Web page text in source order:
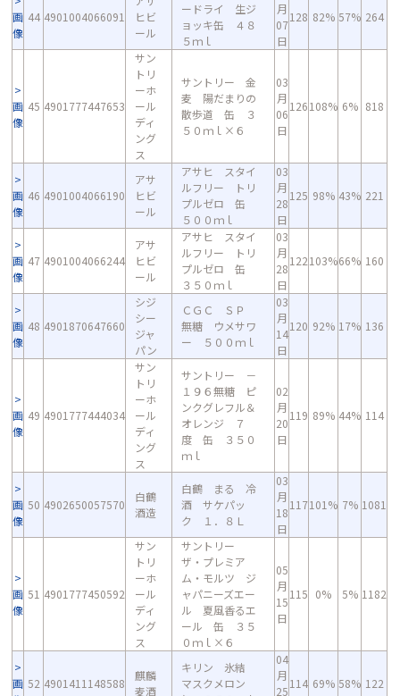
画
像
44 4901004066091
ヒビ
ール
ードライ 生ジ
ョッキ缶 ４８
５ｍｌ
月
07
日
128 82% 57% 264
画
像
45 4901777447653
サン
トリ
ーホ
ール
ディ
ング
ス
サントリー 金
麦 陽だまりの
散歩道 缶 ３
５０ｍｌ×６
03
月
06
日
126108% 6% 818
画
像
46 4901004066190
アサ
ヒビ
ール
アサヒ スタイ
ルフリー トリ
プルゼロ 缶
５００ｍｌ
03
月
28
日
125 98% 43% 221
画
像
47 4901004066244
アサ
ヒビ
ール
アサヒ スタイ
ルフリー トリ
プルゼロ 缶
３５０ｍｌ
03
月
28
日
122103%66% 160
画
像
48 4901870647660
シジ
シー
ジャ
パン
ＣＧＣ ＳＰ
無糖 ウメサワ
ー ５００ｍｌ
03
月
14
日
120 92% 17% 136
画
像
49 4901777444034
サン
トリ
ーホ
ール
ディ
ング
ス
サントリー －
１９６無糖 ピ
ンクグレフル＆
オレンジ ７
度 缶 ３５０
ｍｌ
02
月
20
日
119 89% 44% 114
画
像
50 4902650057570
白鶴
酒造
白鶴 まる 冷
酒 サケパッ
ク １．８Ｌ
03
月
18
日
117101% 7% 1081
画
像
51 4901777450592
サン
トリ
ーホ
ール
ディ
ング
ス
サントリー
ザ・プレミア
ム・モルツ ジ
ャパニーズエー
ル 夏風香るエ
ール 缶 ３５
０ｍｌ×６
05
月
15
日
115 0% 5% 1182
画 52 4901411148588
麒麟
麦酒
キリン 氷結
マスクメロン
04
月
25
114 69% 58% 122